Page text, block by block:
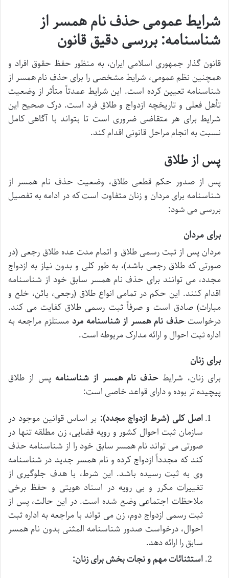
شرایط عمومی حذف نام همسر از
شناسنامه: بررسی دقیق قانون
قانون گذار جمهوری اسلامی ایران، به منظور حفظ حقوق افراد و
همچنین نظم عمومی، شرایط مشخصی را برای حذف نام همسر از
شناسنامه تعیین کرده است. این شرایط عمدتاً متأثر از وضعیت
تأهل فعلی و تاریخچه ازدواج و طلاق فرد است. درک صحیح این
شرایط برای هر متقاضی ضروری است تا بتواند با آگاهی کامل
نسبت به انجام مراحل قانونی اقدام کند.
پس از طلاق
پس از صدور حکم قطعی طلاق، وضعیت حذف نام همسر از
شناسنامه برای مردان و زنان متفاوت است که در ادامه به تفصیل
بررسی می شود:
برای مردان
مردان پس از ثبت رسمی طلاق و اتمام مدت عده طلاق رجعی (در
صورتی که طلاق رجعی باشد)، به طور کلی و بدون نیاز به ازدواج
مجدد، می توانند برای حذف نام همسر سابق خود از شناسنامه
اقدام کنند. این حکم در تمامی انواع طلاق (رجعی، بائن، خلع و
مبارات) صادق است و صرفاً ثبت رسمی طلاق کفایت می کند.
درخواست حذف نام همسر از شناسنامه مرد مستلزم مراجعه به
اداره ثبت احوال و ارائه مدارک مربوطه است.
برای زنان
برای زنان، شرایط حذف نام همسر از شناسنامه پس از طلاق
پیچیده تر بوده و دارای قواعد خاصی است:
اصل کلی (شرط ازدواج مجدد): بر اساس قوانین موجود در
سازمان ثبت احوال کشور و رویه قضایی، زن مطلقه تنها در
صورتی می تواند نام همسر سابق خود را از شناسنامه حذف
کند که مجدداً ازدواج کرده و نام همسر جدید در شناسنامه
وی به ثبت رسیده باشد. این شرط، با هدف جلوگیری از
تغییرات مکرر و بی رویه در اسناد هویتی و حفظ برخی
ملاحظات اجتماعی وضع شده است. در این حالت، پس از
ثبت رسمی ازدواج دوم، زن می تواند با مراجعه به اداره ثبت
احوال، درخواست صدور شناسنامه المثنی بدون نام همسر
سابق را ارائه دهد.
استثنائات مهم و نجات بخش برای زنان: